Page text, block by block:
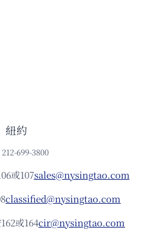
紐約
212-699-3800
或107sales@nysingtao.com
classified@nysingtao.com
或164cir@nysingtao.com